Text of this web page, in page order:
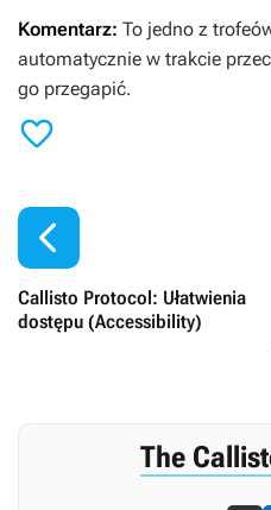
Komentarz: To jedno z
automatycznie w trakcie
go przegapić.


Callisto Protocol: Ułatwienia
dostępu (Accessibility)
The